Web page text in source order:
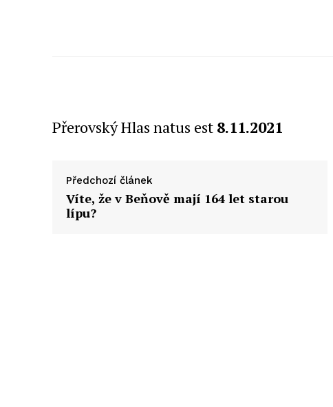
Přerovský Hlas natus est 8.11.2021
Předchozí článek
Víte, že v Beňově mají 164 let starou
lípu?